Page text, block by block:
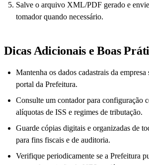
Salve o arquivo XML/PDF gerado e
tomador quando necessário.
Dicas Adicionais e Boas
Mantenha os dados cadastrais da
portal da Prefeitura.
Consulte um contador para configuração
alíquotas de ISS e regimes de tributação.
Guarde cópias digitais e organizadas de
para fins fiscais e de auditoria.
Verifique periodicamente se a Prefeitura